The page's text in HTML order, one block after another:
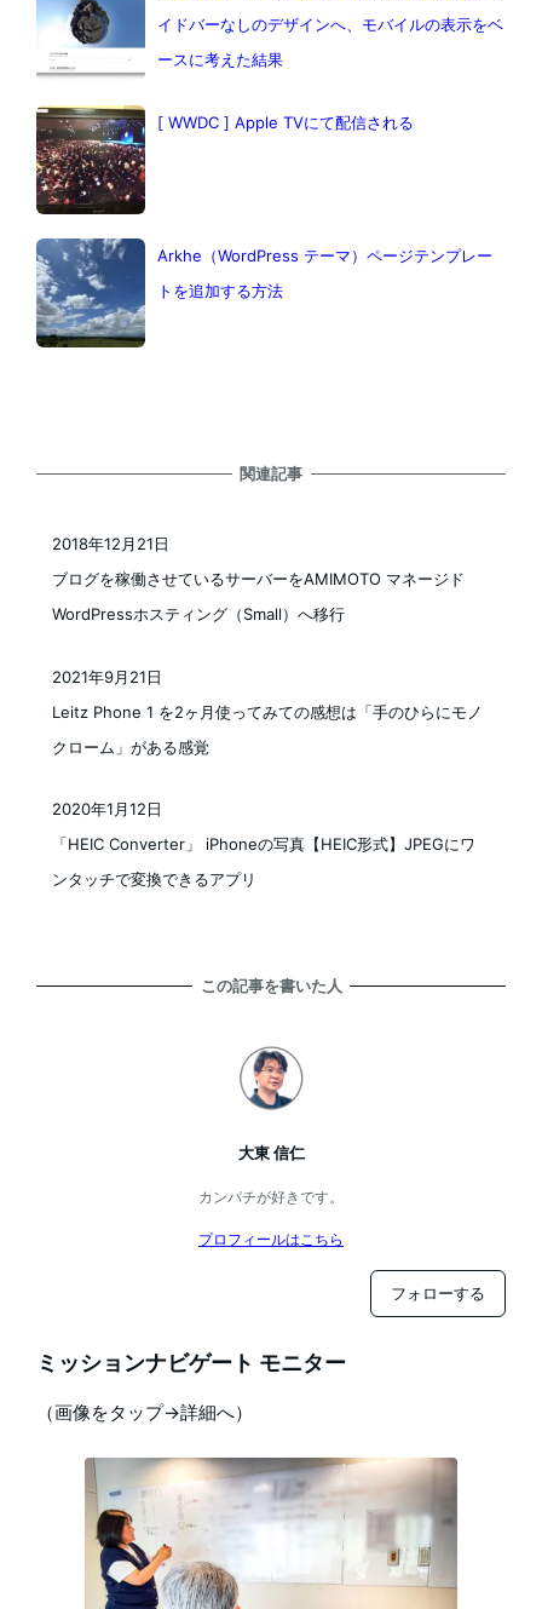
イドバーなしのデザインへ、モバイルの表示をベ
ースに考えた結果
[ WWDC ] Apple TVにて配信される
Arkhe（WordPress テーマ）ページテンプレー
トを追加する方法
関連記事
ブログを稼働させているサーバーをAMIMOTO マネージド
WordPressホスティング（Small）へ移行
2018年12月21日
Leitz Phone 1 を2ヶ月使ってみての感想は「手のひらにモノ
クローム」がある感覚
投稿日
2021年9月21日
「HEIC Converter」 iPhoneの写真【HEIC形式】JPEGにワ
ンタッチで変換できるアプリ
2020年1月12日
この記事を書いた人
大東 信仁
カンパチが好きです。
プロフィールはこちら
フォローする
ミッションナビゲート モニター
（画像をタップ→詳細へ）